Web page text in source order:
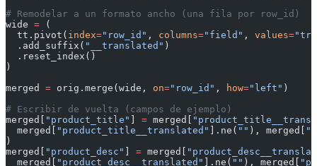
# Remodelar a un formato ancho (una fila por row_id)
wide = (
  tt.pivot(
index="row_id" , columns="field" , values=
  .add_suffix(
"__translated" )
  .reset_index()
)
merged = orig.merge(wide, on="row_id" , how="left" )
# Escribir de vuelta (campos de ejemplo)
merged[
"product_title" = merged[
  merged[
"product_title__translated" ].ne( "" ), merged[
)
merged[
"product_desc" = merged[
  merged[
"product_desc__translated" ].ne( "" ), merged[